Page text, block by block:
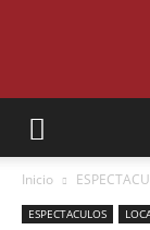
Inicio
ESPECTACULOS